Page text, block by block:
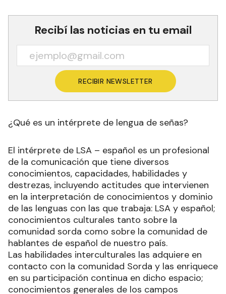
Recibí las noticias en tu email
RECIBIR NEWSLETTER
¿Qué es un intérprete de lengua de señas?
El intérprete de LSA – español es un profesional
de la comunicación que tiene diversos
conocimientos, capacidades, habilidades y
destrezas, incluyendo actitudes que intervienen
en la interpretación de conocimientos y dominio
de las lenguas con las que trabaja: LSA y español;
conocimientos culturales tanto sobre la
comunidad sorda como sobre la comunidad de
hablantes de español de nuestro país.
Las habilidades interculturales las adquiere en
contacto con la comunidad Sorda y las enriquece
en su participación continua en dicho espacio;
conocimientos generales de los campos